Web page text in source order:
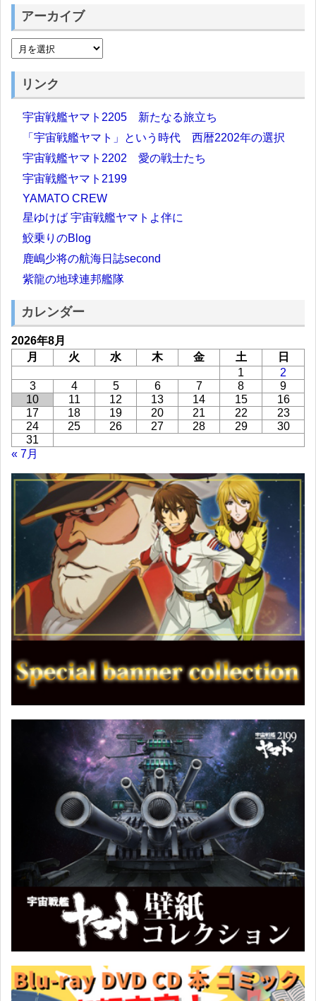
アーカイブ
リンク
宇宙戦艦ヤマト2205 新たなる旅立ち
「宇宙戦艦ヤマト」という時代 西暦2202年の選択
宇宙戦艦ヤマト2202 愛の戦士たち
宇宙戦艦ヤマト2199
YAMATO CREW
星ゆけば 宇宙戦艦ヤマトよ伴に
鮫乗りのBlog
鹿嶋少将の航海日誌second
紫龍の地球連邦艦隊
カレンダー
2026年8月
月
火 水 木 金 土
日
1
2
3
4 5 6 7 8
9
10
11 12 13 14 15
16
17
18 19 20 21 22
23
24
25 26 27 28 29
30
31
« 7月